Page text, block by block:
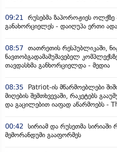
09:21
რუსებმა ზაპოროჟიეს ოლქზე
განახორციელეს - დაიღუპა ერთი
08:57 თათრეთის რესპუბლიკაში,
ნავთობგადამამუშავებელ
თავდასხმა განხორციელდა - მედია
08:35
Patriot-ის მწარმოებლები
მიღების შემთხვევაში, რაკეტებს
და გაცილებით იაფად აწარმოებს -
00:42
სირიამ და რუსეთმა სირიაში
მემორანდუმი გააფორმეს